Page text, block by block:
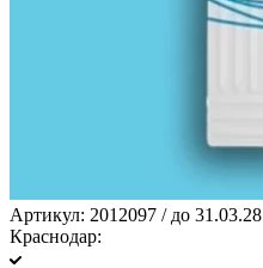
Артикул: 2012097 / до 31.03.28
Краснодар: